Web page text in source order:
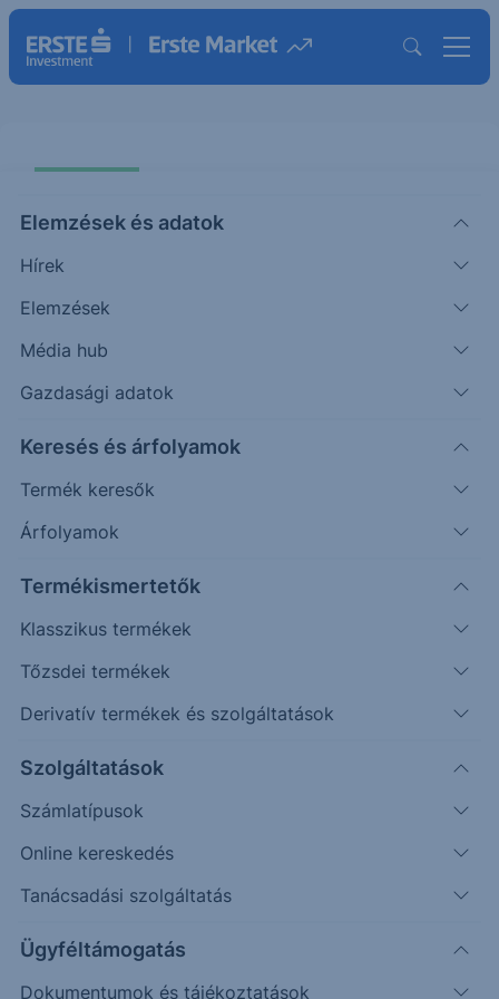
Elemzések és adatok
Hírek
Elemzések
Média hub
Gazdasági adatok
Keresés és árfolyamok
Termék keresők
Árfolyamok
Termékismertetők
Klasszikus termékek
Tőzsdei termékek
Derivatív termékek és szolgáltatások
Szolgáltatások
Számlatípusok
Online kereskedés
Tanácsadási szolgáltatás
Ügyféltámogatás
Dokumentumok és tájékoztatások
BNP Protect Express One Star
Hardware & Software USD 25-28
ISIN: XS2986982937
Termék működését szemléltető grafikon
Mozgassa a grafikon pontjait, vagy adja meg az
Cash-flow sorok változását!
Véletlenszerű
IBM
NVIDIA
Visszahívási korlát / Kupon korlát
90%